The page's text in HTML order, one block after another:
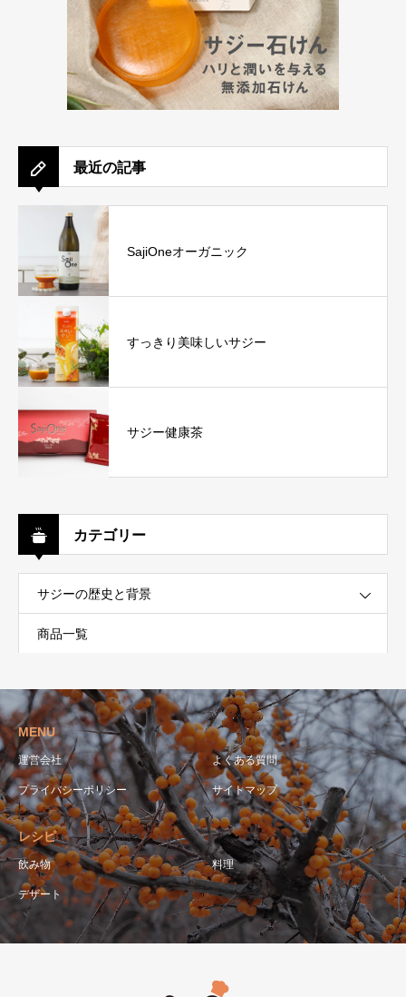
最近の記事
SajiOneオーガニック
すっきり美味しいサジー
サジー健康茶
カテゴリー
サジーの歴史と背景
商品一覧
MENU
運営会社 よくある質問
プライバシーポリシー サイトマップ
レシピ
飲み物 料理
デザート